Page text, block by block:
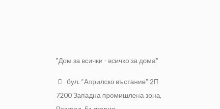
"Дом за всички - всичко за дома"
бул. “Априлско въстание” 2П
7200 Западна промишлена зона,